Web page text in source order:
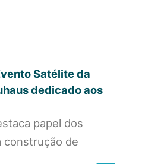
Satélite da
dedicado aos
papel dos
construção de